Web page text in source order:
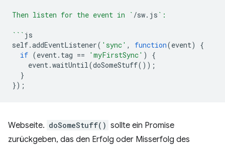
Then listen for the event in ` /sw. js `:
``` js
self.addEventListener( 'sync' , function(event)
{
if (event. tag == 'myFirstSync' )
{
event.waitUntil(doSomeStuff());
}
});
Webseite. doSomeStuff() sollte ein Promise
zurückgeben, das den Erfolg oder Misserfolg des